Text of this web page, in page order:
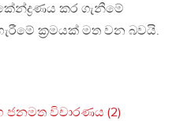
කර ගැනීමේ
ක‍්‍රමයක් මත වන බවයි.
ජනමත විචාරණය (2)